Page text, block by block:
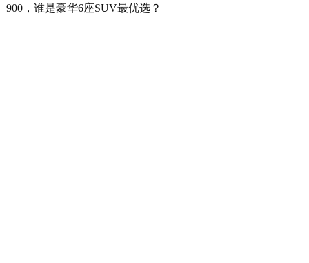
900，谁是豪华6座SUV最优选？